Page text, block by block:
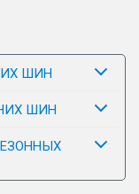
ШИН
ШИН